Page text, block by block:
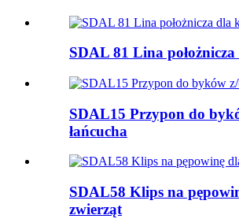
SDAL 81 Lina
SDAL15 Przypon do
łańcucha
SDAL58 Klips na
zwierząt